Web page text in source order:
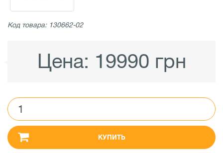
Код товара: 130662-02
Цена: 19990 грн
КУПИТЬ